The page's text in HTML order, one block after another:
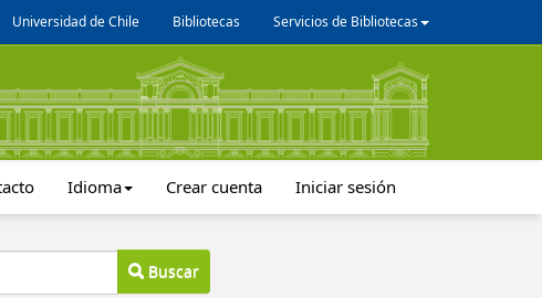
Universidad de Chile Bibliotecas Servicios de Bibliotecas
Idioma Crear cuenta Iniciar sesión
Buscar